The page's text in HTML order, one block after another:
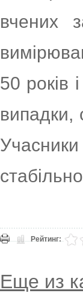
вчених
50 років
випадки,
Рейтинг:
Еще из